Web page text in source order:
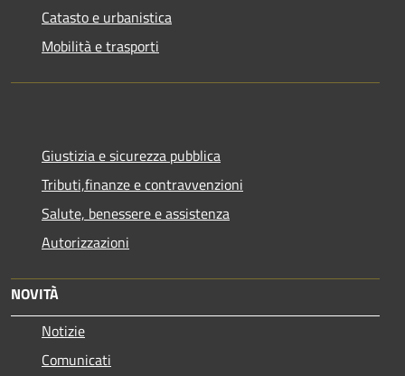
Catasto e urbanistica
Mobilità e trasporti
Giustizia e sicurezza pubblica
Tributi,finanze e contravvenzioni
Salute, benessere e assistenza
Autorizzazioni
NOVITÀ
Notizie
Comunicati